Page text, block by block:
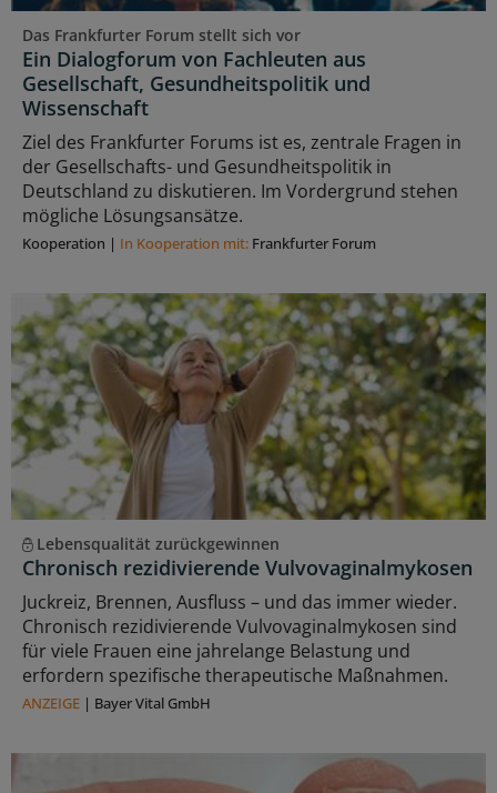
Das Frankfurter Forum stellt sich vor
Ein Dialogforum von Fachleuten aus
Gesellschaft, Gesundheitspolitik und
Wissenschaft
Ziel des Frankfurter Forums ist es, zentrale Fragen in
der Gesellschafts- und Gesundheitspolitik in
Deutschland zu diskutieren. Im Vordergrund stehen
mögliche Lösungsansätze.
Kooperation | In Kooperation mit: Frankfurter Forum
Lebensqualität zurückgewinnen
Chronisch rezidivierende Vulvovaginalmykosen
Juckreiz, Brennen, Ausfluss – und das immer wieder.
Chronisch rezidivierende Vulvovaginalmykosen sind
für viele Frauen eine jahrelange Belastung und
erfordern spezifische therapeutische Maßnahmen.
ANZEIGE | Bayer Vital GmbH